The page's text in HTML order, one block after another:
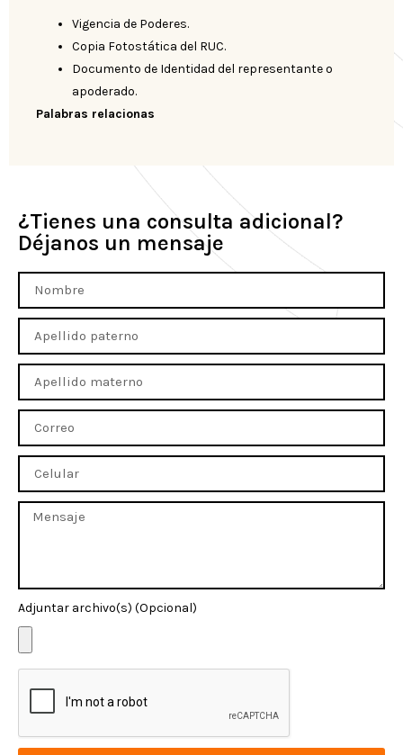
Vigencia de Poderes.
Copia Fotostática del RUC.
Documento de Identidad del representante o
apoderado.
Palabras relacionas
¿Tienes una consulta adicional?
Déjanos un mensaje
Adjuntar archivo(s) (Opcional)